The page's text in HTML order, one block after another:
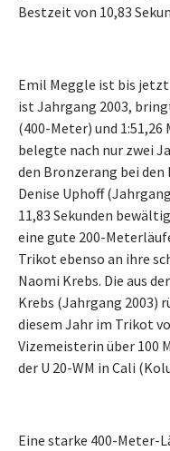
Bestzeit von 10,83
Emil Meggle ist bis
ist Jahrgang 2003,
(400-Meter) und
belegte nach nur zwei
den Bronzerang bei den
Denise Uphoff
11,83 Sekunden
eine gute 200-
Trikot ebenso an ihre
Naomi Krebs. Die aus
Krebs (Jahrgang 2003)
diesem Jahr im Trikot
Vizemeisterin über 100
der U 20-WM in Cali
Eine starke 400-Meter-